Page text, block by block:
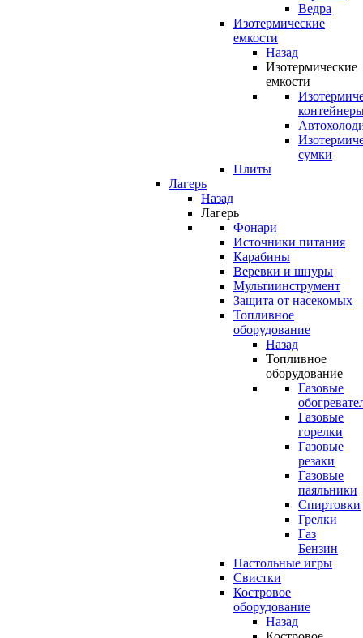
Ведра
Изотермические
емкости
Назад
Изотермические
емкости
сумки
Плиты
Лагерь
Назад
Лагерь
Фонари
Источники питания
Карабины
Веревки и шнуры
Мультиинструмент
Защита от насекомых
Топливное
оборудование
Назад
Топливное
оборудование
Газовые
Газовые
горелки
Газовые
резаки
Газовые
паяльники
Спиртовки
Грелки
Газ
Бензин
Настольные игры
Свистки
Костровое
оборудование
Назад